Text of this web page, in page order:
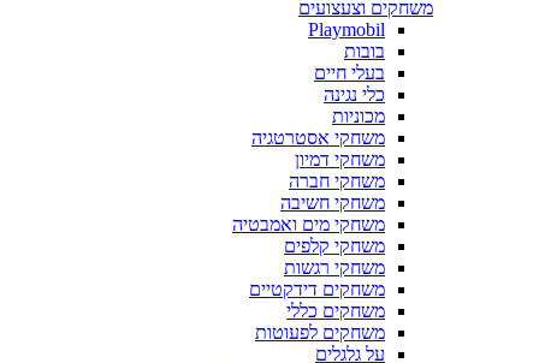
משחקים וצעצועים
Playmobil
בובות
בעלי חיים
כלי נגינה
מכוניות
משחקי אסטרטגיה
משחקי דמיון
משחקי חברה
משחקי חשיבה
משחקי מים ואמבטיה
משחקי קלפים
משחקי רגשות
משחקים דידקטיים
משחקים כללי
משחקים לפעוטות
על גלגלים